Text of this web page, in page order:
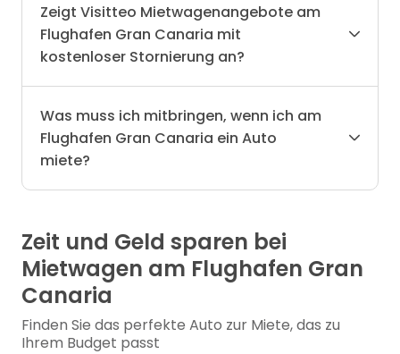
Zeigt Visitteo Mietwagenangebote am
Flughafen Gran Canaria mit
kostenloser Stornierung an?
Was muss ich mitbringen, wenn ich am
Flughafen Gran Canaria ein Auto
miete?
Zeit und Geld sparen bei
Mietwagen am Flughafen Gran
Canaria
Finden Sie das perfekte Auto zur Miete, das zu
Ihrem Budget passt